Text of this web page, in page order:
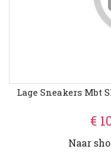
Lage Sneakers Mbt
€
Naar